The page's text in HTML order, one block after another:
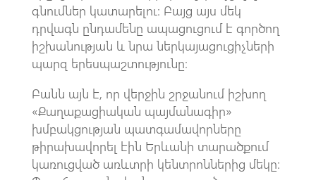
գնումներ կատարելու։ Բայց այս մեկ
դրվագն ընդամենը ապացուցում է գործող
իշխանության և նրա ներկայացուցիչների
պարզ երեսպաշտությունը։
Բանն այն է, որ վերջին շրջանում իշխող
«Քաղաքացիական պայմանագիր»
խմբակցության պատգամավորները
թիրախավորել էին Երևանի տարածքում
կառուցված առևտրի կենտրոններից մեկը։